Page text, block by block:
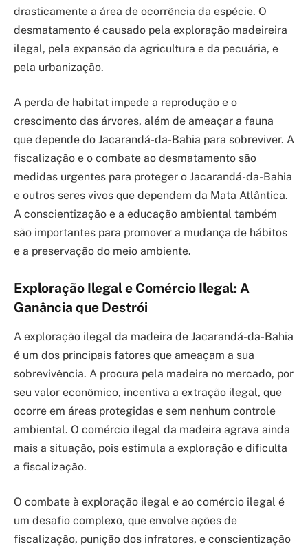
drasticamente a área de ocorrência da espécie. O
desmatamento é causado pela exploração madeireira
ilegal, pela expansão da agricultura e da pecuária, e
pela urbanização.
A perda de habitat impede a reprodução e o
crescimento das árvores, além de ameaçar a fauna
que depende do Jacarandá-da-Bahia para sobreviver. A
fiscalização e o combate ao desmatamento são
medidas urgentes para proteger o Jacarandá-da-Bahia
e outros seres vivos que dependem da Mata Atlântica.
A conscientização e a educação ambiental também
são importantes para promover a mudança de hábitos
e a preservação do meio ambiente.
Exploração Ilegal e Comércio Ilegal: A
Ganância que Destrói
A exploração ilegal da madeira de Jacarandá-da-Bahia
é um dos principais fatores que ameaçam a sua
sobrevivência. A procura pela madeira no mercado, por
seu valor econômico, incentiva a extração ilegal, que
ocorre em áreas protegidas e sem nenhum controle
ambiental. O comércio ilegal da madeira agrava ainda
mais a situação, pois estimula a exploração e dificulta
a fiscalização.
O combate à exploração ilegal e ao comércio ilegal é
um desafio complexo, que envolve ações de
fiscalização, punição dos infratores, e conscientização